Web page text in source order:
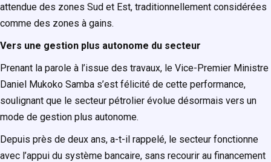
attendue des zones Sud et Est, traditionnellement considérées
comme des zones à gains.
Vers une gestion plus autonome du secteur
Prenant la parole à l’issue des travaux, le Vice-Premier Ministre
Daniel Mukoko Samba s’est félicité de cette performance,
soulignant que le secteur pétrolier évolue désormais vers un
mode de gestion plus autonome.
Depuis près de deux ans, a-t-il rappelé, le secteur fonctionne
avec l’appui du système bancaire, sans recourir au financement